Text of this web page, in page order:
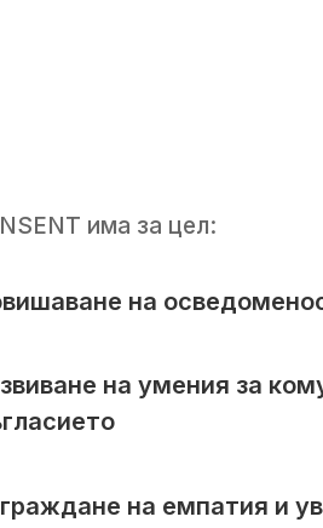
има за цел:
на
на умения за
на емпатия и